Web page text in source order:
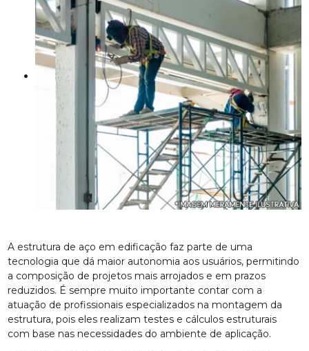
A estrutura de aço em edificação faz parte de uma
tecnologia que dá maior autonomia aos usuários, permitindo
a composição de projetos mais arrojados e em prazos
reduzidos. É sempre muito importante contar com a
atuação de profissionais especializados na montagem da
estrutura, pois eles realizam testes e cálculos estruturais
com base nas necessidades do ambiente de aplicação.